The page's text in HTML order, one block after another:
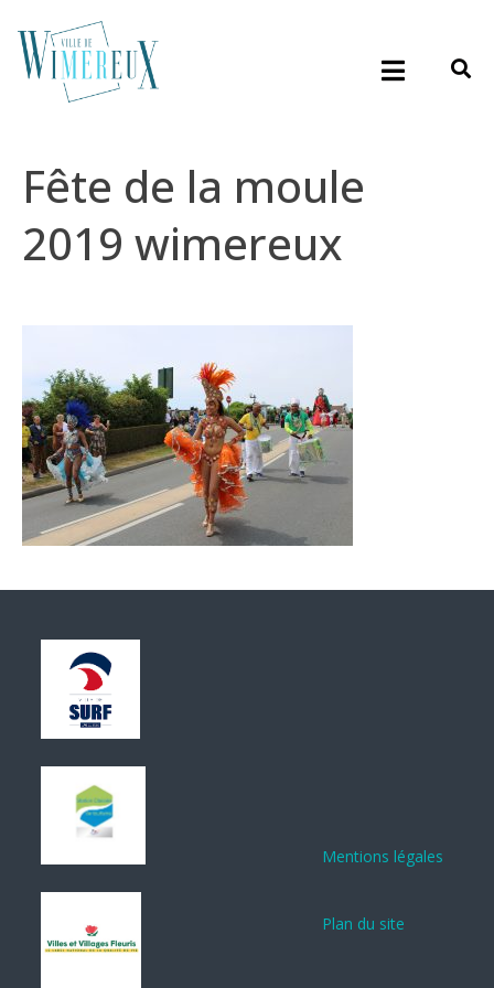
Fête de la moule
2019 wimereux
Mentions légales
Plan du site